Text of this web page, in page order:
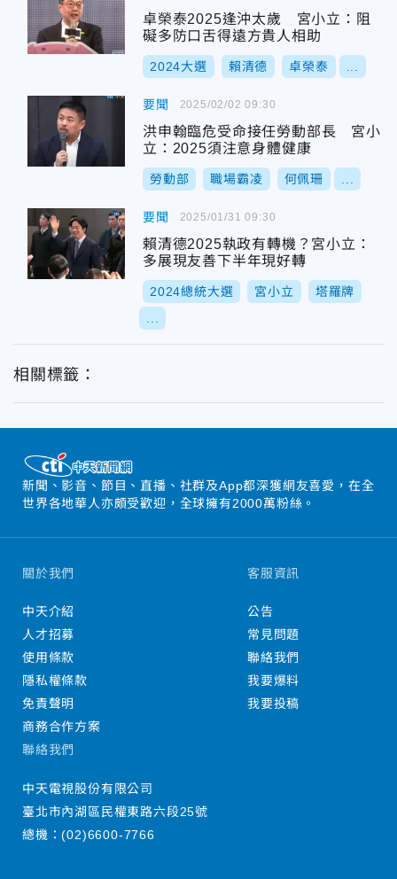
卓榮泰2025逢沖太歲 宮小立：阻
礙多防口舌得遠方貴人相助
2024大選 賴清德 卓榮泰
要聞
洪申翰臨危受命接任勞動部長 宮小
立：2025須注意身體健康
勞動部 職場霸凌 何佩珊
2025/02/02 09:30
要聞
賴清德2025執政有轉機？宮小立：
多展現友善下半年現好轉
2024總統大選 宮小立 塔羅牌
2025/01/31 09:30
相關標籤：
新聞、影音、節目、直播、社群及App都深獲網友喜愛，在全
世界各地華人亦頗受歡迎，全球擁有2000萬粉絲。
關於我們
中天介紹
人才招募
使用條款
隱私權條款
免責聲明
商務合作方案
客服資訊
公告
常見問題
聯絡我們
我要爆料
我要投稿
聯絡我們
中天電視股份有限公司
臺北市內湖區民權東路六段25號
總機：(02)6600-7766